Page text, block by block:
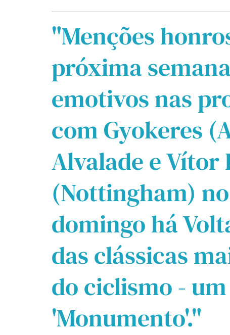
"Menções
próxima
emotivos nas
com Gyokeres
Alvalade e Vítor
(Nottingham)
domingo há
das clássicas
do ciclismo -
'Monumento'."